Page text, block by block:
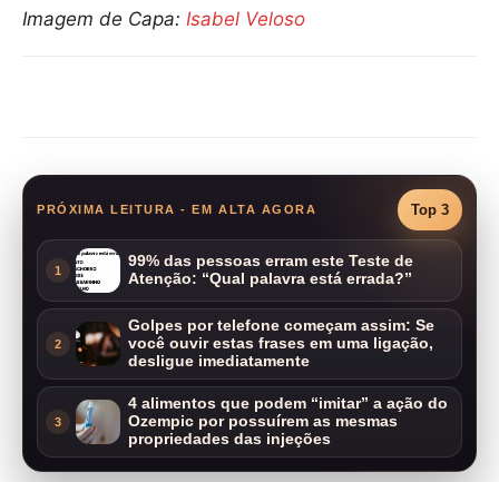
Imagem de Capa: Isabel Veloso
PRÓXIMA LEITURA - EM ALTA AGORA Top 3
1
99% das pessoas erram este Teste de
Atenção: “Qual palavra está errada?”
2
Golpes por telefone começam assim: Se
você ouvir estas frases em uma ligação,
desligue imediatamente
3
4 alimentos que podem “imitar” a ação do
Ozempic por possuírem as mesmas
propriedades das injeções